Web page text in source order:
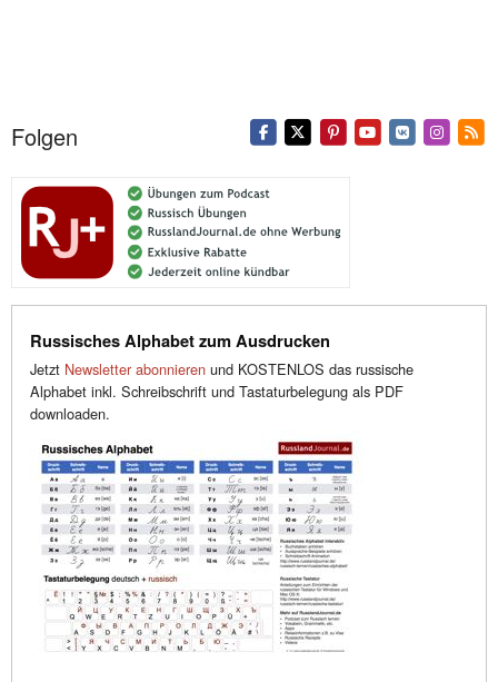
Folgen
Russisches Alphabet zum Ausdrucken
Jetzt Newsletter abonnieren und KOSTENLOS das russische
Alphabet inkl. Schreibschrift und Tastaturbelegung als PDF
downloaden.